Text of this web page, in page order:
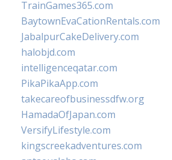
TrainGames365.com
BaytownEvaCationRentals.com
JabalpurCakeDelivery.com
halobjd.com
intelligenceqatar.com
PikaPikaApp.com
takecareofbusinessdfw.org
HamadaOfJapan.com
VersifyLifestyle.com
kingscreekadventures.com